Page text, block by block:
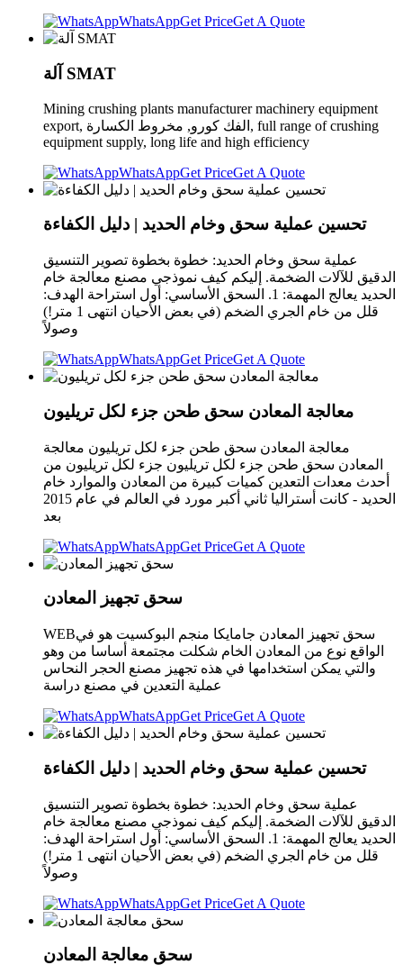
WhatsAppGet PriceGet A Quote
آلة SMAT
Mining crushing plants manufacturer machinery equipment
export, الفك كورو, مخروط الكسارة, full range of crushing
equipment supply, long life and high efficiency
WhatsAppGet PriceGet A Quote
تحسين عملية سحق وخام الحديد | دليل الكفاءة
عملية سحق وخام الحديد: خطوة بخطوة تصوير التنسيق
الدقيق للآلات الضخمة. إليكم كيف نموذجي مصنع معالجة خام
الحديد يعالج المهمة: 1. السحق الأساسي: أول استراحة الهدف:
قلل من خام الجري الضخم (في بعض الأحيان انتهى 1 متر!)
وصولاً
WhatsAppGet PriceGet A Quote
معالجة المعادن سحق طحن جزء لكل تريليون
معالجة المعادن سحق طحن جزء لكل تريليون معالجة
المعادن سحق طحن جزء لكل تريليون جزء لكل تريليون من
أحدث معدات التعدين كميات كبيرة من المعادن والموارد خام
الحديد - كانت أستراليا ثاني أكبر مورد في العالم في عام 2015
بعد
WhatsAppGet PriceGet A Quote
سحق تجهيز المعادن
WEBسحق تجهيز المعادن جامايكا منجم البوكسيت هو في
الواقع نوع من المعادن الخام شكلت مجتمعة أساسا من وهو
والتي يمكن استخدامها في هذه تجهيز مصنع الحجر النحاس
عملية التعدين في مصنع دراسة
WhatsAppGet PriceGet A Quote
تحسين عملية سحق وخام الحديد | دليل الكفاءة
عملية سحق وخام الحديد: خطوة بخطوة تصوير التنسيق
الدقيق للآلات الضخمة. إليكم كيف نموذجي مصنع معالجة خام
الحديد يعالج المهمة: 1. السحق الأساسي: أول استراحة الهدف:
قلل من خام الجري الضخم (في بعض الأحيان انتهى 1 متر!)
وصولاً
WhatsAppGet PriceGet A Quote
سحق معالجة المعادن